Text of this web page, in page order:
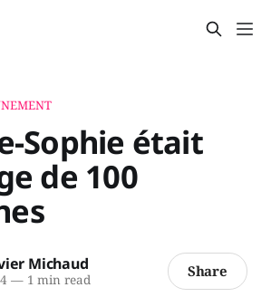
Sophie était
de 100
Michaud
—1 min read Share